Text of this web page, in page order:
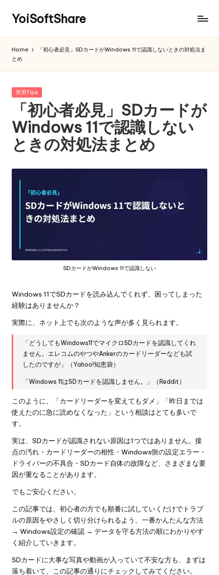
YoiSoftShare
Home
「初心者必見」SDカードがWindows 11で認識しないときの対処法ま
とめ
Posted
実用Tips
「初心者必見」SDカードが
Windows 11で認識しない
ときの対処法まとめ
SDカードがWindows 11で認識しない
Windows 11でSDカードを読み込んでくれず、困ってしまった
経験はありませんか？
実際に、ネット上でも次のような声が多く見られます。
「どうしてもWindows11でマイクロSDカードを認識してくれ
ません。エレコムのやつやAnkerのカードリーダーなども試
したのですが」（Yahoo!知恵袋）
「Windows 11はSDカードを認識しません。」（Reddit）
このように、「カードリーダーを変えてもダメ」「昨日までは
使えたのに急に読めなくなった」という相談はとても多いで
す。
実は、SDカードが認識されない原因は1つではありません。接
点の汚れ・カードリーダーの相性・Windows側の設定エラー・
ドライバーの不具合・SDカード自体の故障など、さまざまな要
因が重なることがあります。
でもご安心ください。
この記事では、初心者の方でも順番に試していくだけでトラブ
ルの原因をやさしく切り分けられるよう、一番かんたんな方法
→ Windows設定の確認 → データを守る方法の順にわかりやす
く紹介していきます。
SDカードに大事な写真や動画が入っていて不安な方も、まずは
落ち着いて、この記事の通りにチェックしてみてください。